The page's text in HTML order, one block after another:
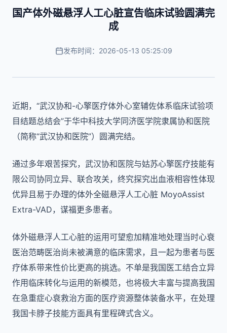
国产体外磁悬浮人工心脏宣告临床试验圆满完
成
发布时间：2026-05-13 05:25:09
近期，“武汉协和-心擎医疗体外心室辅佐体系临床试验项
目结题总结会”于华中科技大学同济医学院隶属协和医院
（简称“武汉协和医院”）圆满完结。
通过多年艰苦探究，武汉协和医院与姑苏心擎医疗技能有
限公司协同立异、联合攻关，终究探究出血液相容性体现
优异且易于办理的体外全磁悬浮人工心脏 MoyoAssist
Extra-VAD，谋福更多患者。
体外磁悬浮人工心脏的运用可望愈加精准地处理当时心衰
医治范畴医治尚未被满意的临床需求，且一起为患者与医
疗体系带来性价比更高的挑选。不单是我国医工结合立异
作用临床转化与运用的新模范，也将极大丰富与提高我国
在急重症心衰救治方面的医疗资源整体装备水平，在处理
我国卡脖子技能方面具有里程碑式含义。